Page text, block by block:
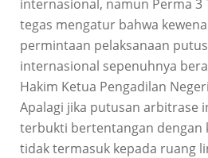
internasional, namun Perma 3
tegas mengatur bahwa
permintaan pelaksanaan
internasional sepenuhnya
Hakim Ketua Pengadilan
Apalagi jika putusan arbitrase
terbukti bertentangan dengan
tidak termasuk kepada ruang